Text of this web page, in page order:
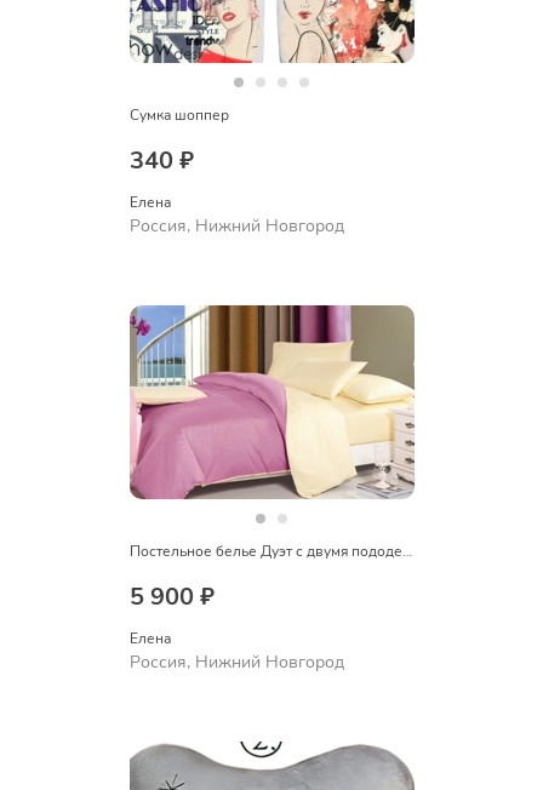
Сумка шоппер
340 ₽
Елена
Россия, Нижний Новгород
Постельное белье Дуэт с двумя пододеяльниками
5 900 ₽
Елена
Россия, Нижний Новгород